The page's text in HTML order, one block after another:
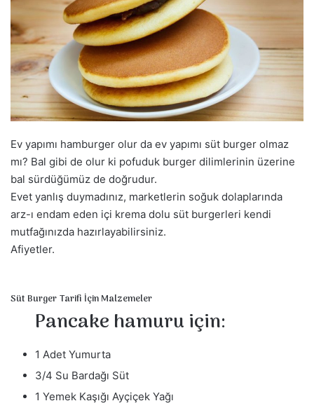
p
o
s
t
a
g
ö
n
d
e
Ev yapımı hamburger olur da ev yapımı süt burger olmaz
mı? Bal gibi de olur ki pofuduk burger dilimlerinin üzerine
bal sürdüğümüz de doğrudur.
Evet yanlış duymadınız, marketlerin soğuk dolaplarında
arz-ı endam eden içi krema dolu süt burgerleri kendi
mutfağınızda hazırlayabilirsiniz.
Afiyetler.
Süt Burger Tarifi İçin Malzemeler
Pancake hamuru için:
1 Adet Yumurta
3/4 Su Bardağı Süt
1 Yemek Kaşığı Ayçiçek Yağı